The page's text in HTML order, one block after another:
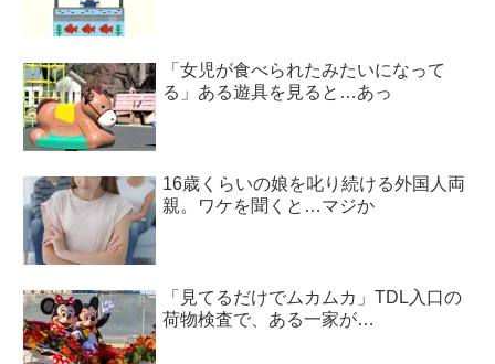
「女児が食べられたみたいになって
る」ある遊具を見ると…あっ
16歳くらいの娘を叱り続ける外国人両
親。ワケを聞くと…マジか
「見てるだけでムカムカ」TDL入口の
荷物検査で、ある一家が…